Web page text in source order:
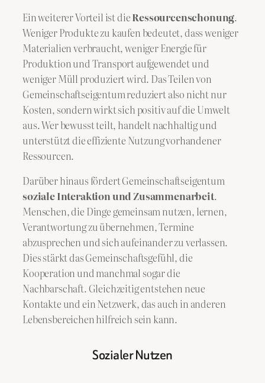
Ein weiterer Vorteil ist dieRessourcenschonung.
Weniger Produkte zu kaufen bedeutet, dass weniger
Materialien verbraucht, weniger Energie für
Produktion und Transport aufgewendet und
weniger Müll produziert wird. Das Teilen von
Gemeinschaftseigentum reduziert also nicht nur
Kosten, sondern wirkt sich positiv auf die Umwelt
aus. Wer bewusst teilt, handelt nachhaltig und
unterstützt die effiziente Nutzung vorhandener
Ressourcen.
Darüber hinaus fördert Gemeinschaftseigentum
soziale Interaktion und Zusammenarbeit.
Menschen, die Dinge gemeinsam nutzen, lernen,
Verantwortung zu übernehmen, Termine
abzusprechen und sich aufeinander zu verlassen.
Dies stärkt das Gemeinschaftsgefühl, die
Kooperation und manchmal sogar die
Nachbarschaft. Gleichzeitig entstehen neue
Kontakte und ein Netzwerk, das auch in anderen
Lebensbereichen hilfreich sein kann.
Sozialer Nutzen